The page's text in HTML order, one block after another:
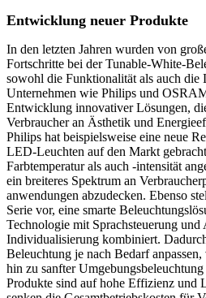
Entwicklung neuer Produkte
In den letzten Jahren wurden von
Fortschritte bei der Tunable-White-
sowohl die Funktionalität als auch die
Unternehmen wie Philips und
Entwicklung innovativer Lösungen,
Verbraucher an Ästhetik und
Philips hat beispielsweise eine neue
LED-Leuchten auf den Markt
Farbtemperatur als auch -intensität
ein breiteres Spektrum an
anwendungen abzudecken. Ebenso
Serie vor, eine smarte
Technologie mit Sprachsteuerung und
Individualisierung kombiniert.
Beleuchtung je nach Bedarf
hin zu sanfter
Produkte sind auf hohe Effizienz und